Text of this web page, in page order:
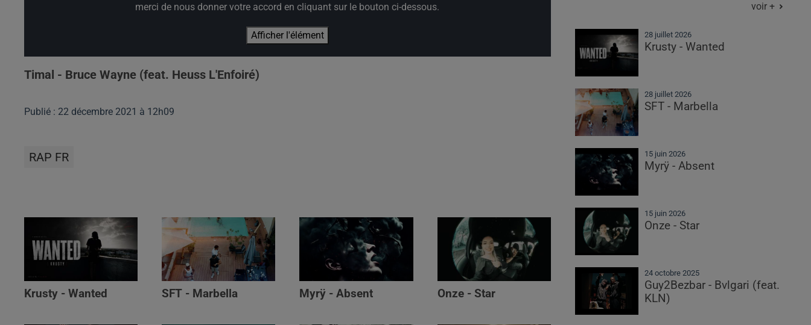
merci de nous donner votre accord en cliquant sur le bouton ci-dessous.
Afficher l'élément
Timal - Bruce Wayne (feat. Heuss L'Enfoiré)
Publié : 22 décembre 2021 à 12h09
RAP FR
Krusty - Wanted SFT - Marbella Myrÿ - Absent Onze - Star
voir +
28 juillet 2026
Krusty - Wanted
28 juillet 2026
SFT - Marbella
15 juin 2026
Myrÿ - Absent
15 juin 2026
Onze - Star
24 octobre 2025
Guy2Bezbar - Bvlgari (feat.
KLN)